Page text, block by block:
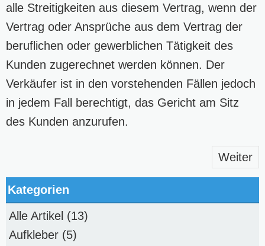
alle Streitigkeiten aus diesem Vertrag, wenn der
Vertrag oder Ansprüche aus dem Vertrag der
beruflichen oder gewerblichen Tätigkeit des
Kunden zugerechnet werden können. Der
Verkäufer ist in den vorstehenden Fällen jedoch
in jedem Fall berechtigt, das Gericht am Sitz
des Kunden anzurufen.
Weiter
Kategorien
Alle Artikel (13)
Aufkleber (5)